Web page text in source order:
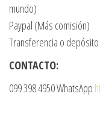
mundo)
Paypal (Más comisión)
Transferencia o
CONTACTO:
099 398 4950 WhatsApp